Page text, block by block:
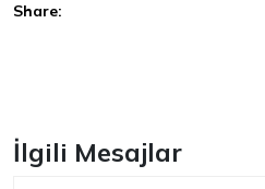
Share:
İlgili Mesajlar